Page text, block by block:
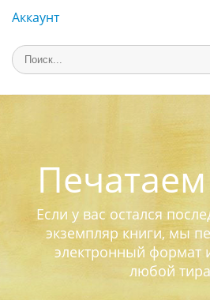
Аккаунт
Если у вас остался
экземпляр книги, мы
электронный формат
любой